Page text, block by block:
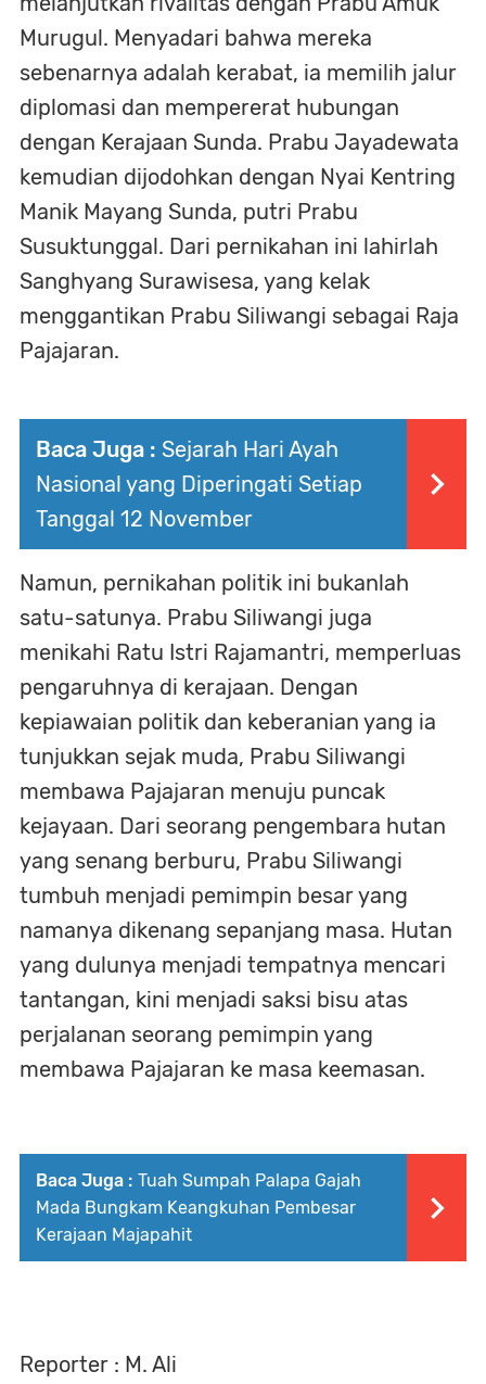
Murugul. Menyadari bahwa mereka
sebenarnya adalah kerabat, ia memilih jalur
diplomasi dan mempererat hubungan
dengan Kerajaan Sunda. Prabu Jayadewata
kemudian dijodohkan dengan Nyai Kentring
Manik Mayang Sunda, putri Prabu
Susuktunggal. Dari pernikahan ini lahirlah
Sanghyang Surawisesa, yang kelak
menggantikan Prabu Siliwangi sebagai Raja
Pajajaran.
Baca Juga : Sejarah Hari Ayah
Nasional yang Diperingati Setiap
Tanggal 12 November
Namun, pernikahan politik ini bukanlah
satu-satunya. Prabu Siliwangi juga
menikahi Ratu Istri Rajamantri, memperluas
pengaruhnya di kerajaan. Dengan
kepiawaian politik dan keberanian yang ia
tunjukkan sejak muda, Prabu Siliwangi
membawa Pajajaran menuju puncak
kejayaan. Dari seorang pengembara hutan
yang senang berburu, Prabu Siliwangi
tumbuh menjadi pemimpin besar yang
namanya dikenang sepanjang masa. Hutan
yang dulunya menjadi tempatnya mencari
tantangan, kini menjadi saksi bisu atas
perjalanan seorang pemimpin yang
membawa Pajajaran ke masa keemasan.
Baca Juga : Tuah Sumpah Palapa Gajah
Mada Bungkam Keangkuhan Pembesar
Kerajaan Majapahit
Reporter : M. Ali